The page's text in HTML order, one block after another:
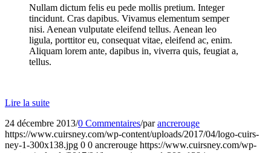
Nullam dictum felis eu pede mollis pretium. Integer
tincidunt. Cras dapibus. Vivamus elementum semper
nisi. Aenean vulputate eleifend tellus. Aenean leo
ligula, porttitor eu, consequat vitae, eleifend ac, enim.
Aliquam lorem ante, dapibus in, viverra quis, feugiat a,
tellus.
Lire la suite
24 décembre 2013/0 Commentaires/parancrerouge
https://www.cuirsney.com/wp-content/uploads/2017/04/logo-cuirs-
ney-1-300x138.jpg 0 0 ancrerouge https://www.cuirsney.com/wp-